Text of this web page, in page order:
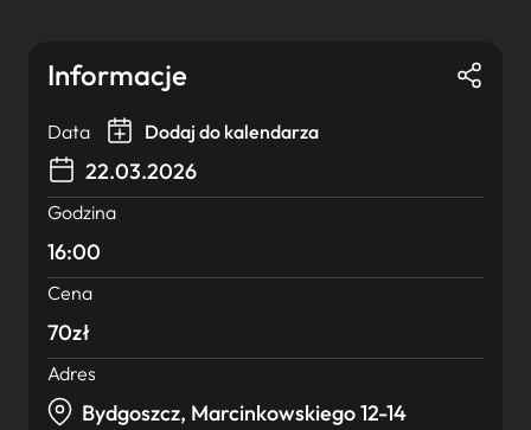
Informacje
Data Dodaj do kalendarza
22.03.2026
Godzina
16:00
Cena
70zł
Adres
Bydgoszcz, Marcinkowskiego 12-14